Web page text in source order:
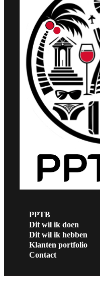
PPTB
Dit wil ik doen
Dit wil ik hebben
Klanten portfolio
Contact